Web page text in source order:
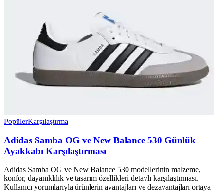
PopülerKarşılaştırma
Adidas Samba OG ve New Balance 530 Günlük
Ayakkabı Karşılaştırması
Adidas Samba OG ve New Balance 530 modellerinin malzeme,
konfor, dayanıklılık ve tasarım özellikleri detaylı karşılaştırması.
Kullanıcı yorumlarıyla ürünlerin avantajları ve dezavantajları ortaya